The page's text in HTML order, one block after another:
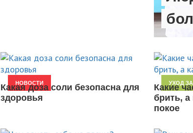
НОВОСТИ
Какая доза соли безопасна для
здоровья
УХОД
Какие
брить, а
покое